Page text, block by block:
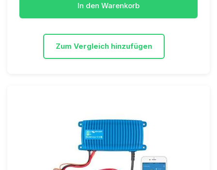
In den Warenkorb
Zum Vergleich hinzufügen